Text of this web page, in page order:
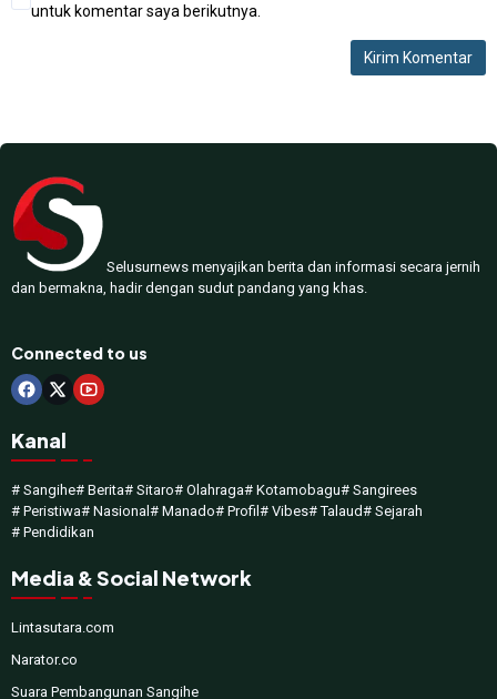
untuk komentar saya berikutnya.
Selusurnews menyajikan berita dan informasi secara jernih
dan bermakna, hadir dengan sudut pandang yang khas.
Connected to us
Kanal
# Sangihe# Berita# Sitaro# Olahraga# Kotamobagu# Sangirees
# Peristiwa# Nasional# Manado# Profil# Vibes# Talaud# Sejarah
# Pendidikan
Media & Social Network
Lintasutara.com
Narator.co
Suara Pembangunan Sangihe